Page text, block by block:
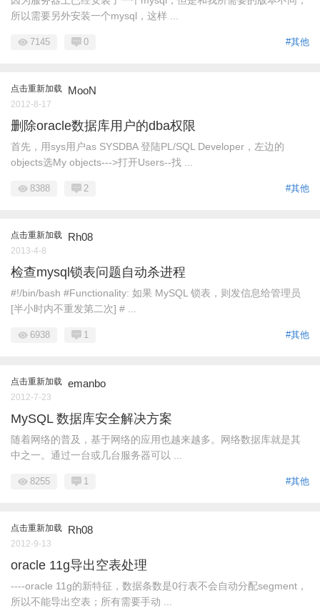
所以需要另外安装一个mysql，这样 ...
#其他
7145 0
点击重新加载 MooN
2012-8-17
删除oracle数据库用户的dba权限
首先，用sys用户as SYSDBA 登陆PL/SQL Developer，左边的
objects选My objects--->打开Users--找 ...
#其他
8388 2
点击重新加载 Rh08
2013-4-8
检查mysql锁表问题自动杀进程
#!/bin/bash #Functionality: 如果 MySQL 锁表，则发信息给管理员
[半小时内不重发第二次] # ...
#其他
6938 1
点击重新加载 emanbo
2012-7-23
MySQL 数据库安全解决方案
随着网络的普及，基于网络的应用也越来越多。网络数据库就是其
中之一。通过一台或几台服务器可以 ...
#其他
8255 1
点击重新加载 Rh08
2012-9-13
oracle 11g导出空表处理
----oracle 11g的新特征，数据条数是0行表不会自动分配segment，
所以不能导出空表；所有需要手动 ...